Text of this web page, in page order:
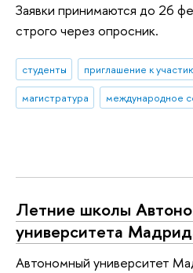
Заявки принимаются до 26
строго через опросник.
студенты приглашение к
магистратура
международное
Летние школы
университета
Автономный университет